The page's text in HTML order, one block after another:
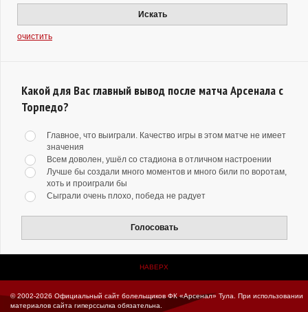
Искать
очистить
Какой для Вас главный вывод после матча Арсенала с
Торпедо?
Главное, что выиграли. Качество игры в этом матче не имеет
значения
Всем доволен, ушёл со стадиона в отличном настроении
Лучше бы создали много моментов и много били по воротам,
хоть и проиграли бы
Сыграли очень плохо, победа не радует
Голосовать
НАВЕРХ
© 2002-2026 Официальный сайт болельщиков ФК «Арсенал» Тула.
При использовании
материалов сайта гиперссылка обязательна.